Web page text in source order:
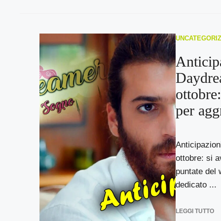
per
ottobre: si
puntate del
dedicato ...
LEGGI TUTTO